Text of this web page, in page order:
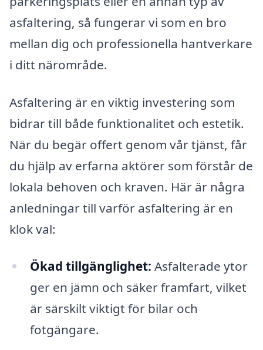
asfaltering, så fungerar vi som en bro
mellan dig och professionella hantverkare
i ditt närområde.
Asfaltering är en viktig investering som
bidrar till både funktionalitet och estetik.
När du begär offert genom vår tjänst, får
du hjälp av erfarna aktörer som förstår de
lokala behoven och kraven. Här är några
anledningar till varför asfaltering är en
klok val:
Ökad tillgänglighet: Asfalterade ytor
ger en jämn och säker framfart, vilket
är särskilt viktigt för bilar och
fotgängare.